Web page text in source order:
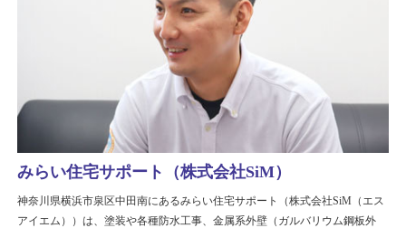
みらい住宅サポート（株式会社SiM）
神奈川県横浜市泉区中田南にあるみらい住宅サポート（株式会社SiM（エス
アイエム））は、塗装や各種防水工事、金属系外壁（ガルバリウム鋼板外